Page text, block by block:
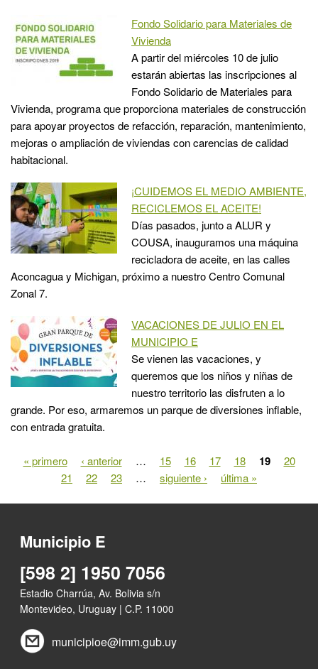
Fondo Solidario para Materiales de
Vivienda
A partir del miércoles 10 de julio
estarán abiertas las inscripciones al
Fondo Solidario de Materiales para
Vivienda, programa que proporciona materiales de construcción
para apoyar proyectos de refacción, reparación, mantenimiento,
mejoras o ampliación de viviendas con carencias de calidad
habitacional.
¡CUIDEMOS EL MEDIO AMBIENTE,
RECICLEMOS EL ACEITE!
Días pasados, junto a ALUR y
COUSA, inauguramos una máquina
recicladora de aceite, en las calles
Aconcagua y Michigan, próximo a nuestro Centro Comunal
Zonal 7.
VACACIONES DE JULIO EN EL
MUNICIPIO E
Se vienen las vacaciones, y
queremos que los niños y niñas de
nuestro territorio las disfruten a lo
grande. Por eso, armaremos un parque de diversiones inflable,
con entrada gratuita.
Páginas
« primero ‹ anterior … 15 16 17 18 19
20
21
22 23 … siguiente › última »
Municipio E
[598 2] 1950 7056
Estadio Charrúa, Av. Bolivia s/n
Montevideo, Uruguay | C.P. 11000
municipioe@imm.gub.uy